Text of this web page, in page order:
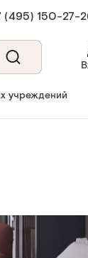
(495)
учреждений